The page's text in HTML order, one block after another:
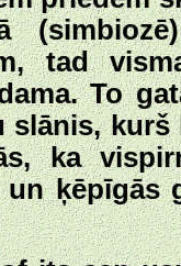
tad
To
slānis,
ka
un ķēpīgās